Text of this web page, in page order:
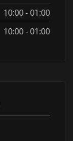
10:00 - 01:00
10:00 - 01:00